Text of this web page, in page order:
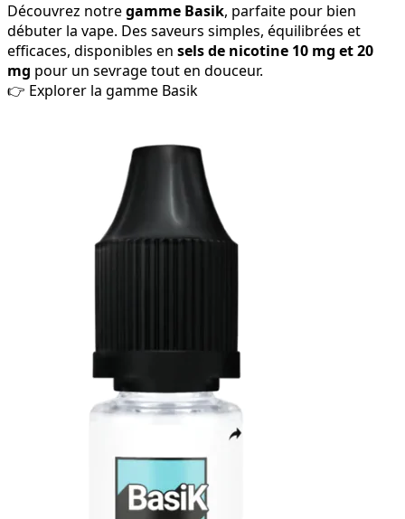
Découvrez notregamme Basik, parfaite pour bien
débuter la vape. Des saveurs simples, équilibrées et
efficaces, disponibles en sels de nicotine 10 mg et 20
mg pour un sevrage tout en douceur.
👉 Explorer la gamme Basik